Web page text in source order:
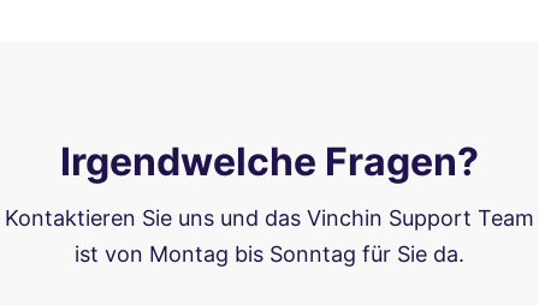
Irgendwelche Fragen?
Kontaktieren Sie uns und das Vinchin Support Team
ist von Montag bis Sonntag für Sie da.